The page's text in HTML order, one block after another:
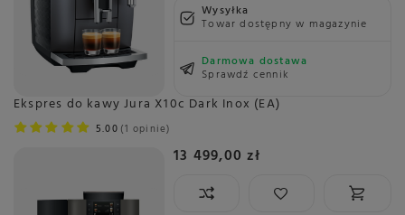
Wysyłka
Towar dostępny w magazynie
Darmowa dostawa
Sprawdź cennik
Ekspres do kawy Jura X10c Dark Inox (EA)
5.00 1 opinie
13 499,00 zł